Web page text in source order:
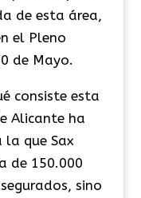
de esta área,
el Pleno
de Mayo.
consiste esta
Alicante ha
que Sax
de 150.000
sino